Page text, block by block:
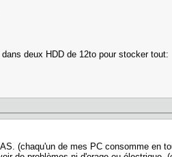
deux HDD de 12to pour stocker tout:
(chaqu'un de mes PC consomme en